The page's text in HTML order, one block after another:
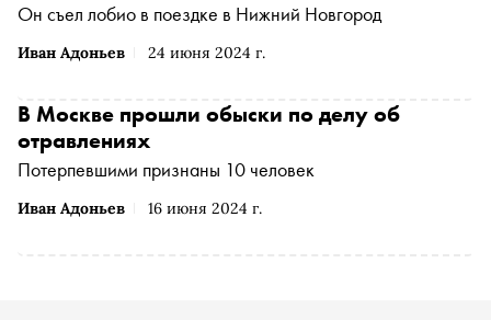
Иван Адоньев 24 июня 2024 г.
Он съел лобио в поездке в Нижний Новгород
Иван Адоньев 16 июня 2024 г.
В Москве прошли обыски по делу об
отравлениях
Потерпевшими признаны 10 человек